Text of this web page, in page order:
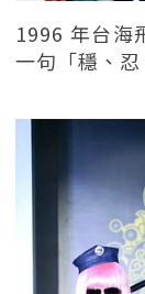
1996 年台海
一句「穩、